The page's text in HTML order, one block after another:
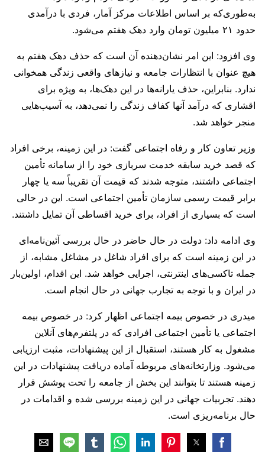
به‌طوری‌که بر اساس اطلاعات مرکز آمار، فردی با درآمدی
حدود ۲۱ میلیون تومان وارد دهک هفتم می‌شود.
وی افزود: این امر نشان‌دهنده آن است که حذف دهک هفتم به
هیچ عنوان با انتظارات جامعه و نیازهای واقعی زندگی همخوانی
ندارد. بنابراین، حذف یارانه‌ها در این دهک‌ها، به ویژه برای
اقشاری که درآمد آنها کفاف زندگی را نمی‌دهد، به آسیب‌هایی
منجر خواهد شد.
وزیر تعاون کار و رفاه اجتماعی گفت: در این زمینه، برخی افراد
که قصد خرید سابقه خدمت سربازی خود را از سامانه تأمین
اجتماعی داشتند، متوجه شدند که قیمت آن تقریباً سه یا چهار
برابر قیمت رسمی سازمان تأمین اجتماعی است. این در حالی
است که بسیاری از افراد، برای خرید اقساطی آن تمایل داشتند.
وی ادامه داد: دولت در حال حاضر در حال بررسی آئین‌نامه‌ای
در این زمینه است که برای افراد شاغل در مشاغل مشابه، از
جمله تاکسی‌های اینترنتی، اجرایی خواهد شد. این اقدام، اولین‌بار
در ایران و با توجه به تجارب جهانی در حال انجام است.
میدری در خصوص بیمه اجتماعی اظهار کرد: در خصوص بیمه
اجتماعی یا تأمین اجتماعی افرادی که در پلتفرم‌های آنلاین
مشغول به کار هستند، استقبال از این پیشنهادات، مثبت ارزیابی
می‌شود. وزارتخانه‌های مربوطه آماده دریافت پیشنهادات در این
زمینه هستند تا بتوانند این بخش از جامعه را تحت پوشش قرار
دهند. تجربیات جهانی در این زمینه بررسی شده و اقدامات در
حال برنامه‌ریزی است.